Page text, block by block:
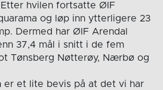
Etter hvilen fortsatte ØIF
og løp inn ytterligere 23
Dermed har ØIF Arendal
37,4 mål i snitt i de fem
Tønsberg Nøtterøy, Nærbø og
er et lite bevis på at det vi har